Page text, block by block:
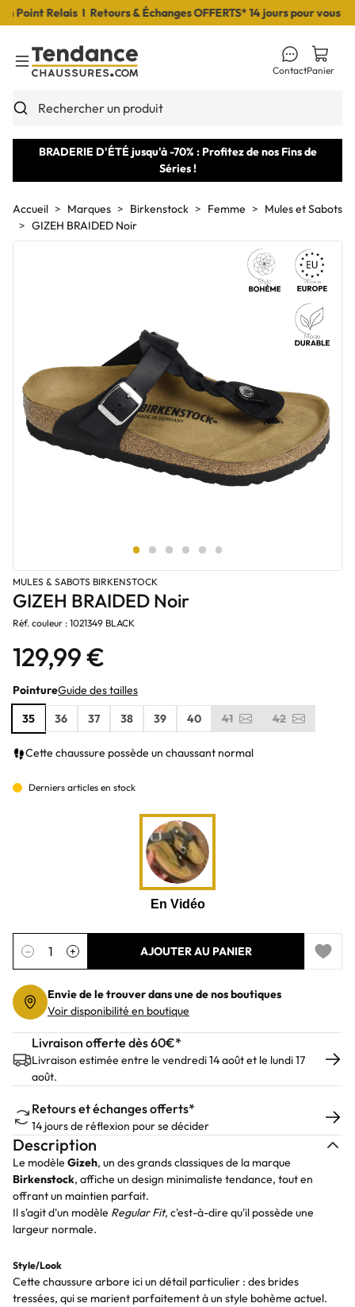
Relais I Retours & Échanges OFFERTS* 14 jours pour vous
Toggle Menu
Rechercher un produit
ContactPanier
BRADERIE D'ÉTÉ jusqu'à -70% : Profitez de nos Fins de
Séries !
Accueil Marques Birkenstock Femme
Mules et Sabots
GIZEH BRAIDED Noir
MULES & SABOTS BIRKENSTOCK
GIZEH BRAIDED Noir
Réf. couleur : 1021349 BLACK
129,99 €
PointureGuide des tailles
35
36 37 38 39 40 41 42
Cette chaussure possède un chaussant normal
Derniers articles en stock
Quantité
− + AJOUTER AU PANIER
Add to
Envie de le trouver dans une de nos boutiques
Voir disponibilité en boutique
Livraison offerte dès 60€*
Livraison estimée entre le vendredi 14 août et le lundi 17
août.
Retours et échanges offerts*
14 jours de réflexion pour se décider
Description
Le modèle Gizeh, un des grands classiques de la marque
Birkenstock, affiche un design minimaliste tendance, tout en
offrant un maintien parfait.
Il s'agit d'un modèle Regular Fit, c'est-à-dire qu'il possède une
largeur normale.
Style/Look
Cette chaussure arbore ici un détail particulier : des brides
tressées, qui se marient parfaitement à un style bohème actuel.